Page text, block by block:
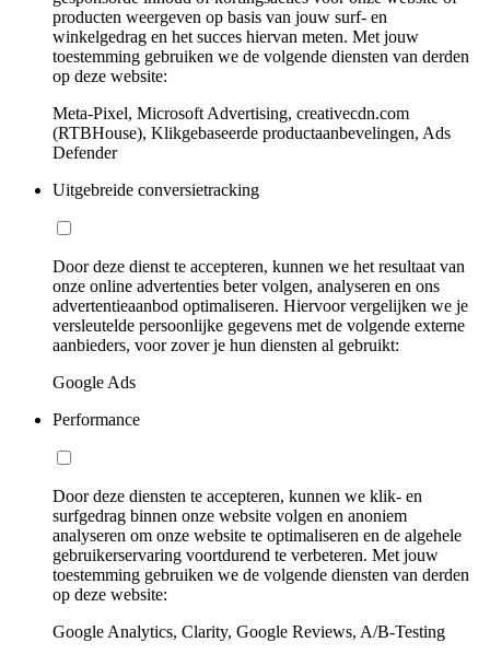
producten weergeven op basis van jouw surf- en
winkelgedrag en het succes hiervan meten. Met jouw
toestemming gebruiken we de volgende diensten van derden
op deze website:
Meta-Pixel, Microsoft Advertising, creativecdn.com
(RTBHouse), Klikgebaseerde productaanbevelingen, Ads
Defender
Uitgebreide conversietracking
Door deze dienst te accepteren, kunnen we het resultaat van
onze online advertenties beter volgen, analyseren en ons
advertentieaanbod optimaliseren. Hiervoor vergelijken we je
versleutelde persoonlijke gegevens met de volgende externe
aanbieders, voor zover je hun diensten al gebruikt:
Google Ads
Performance
Door deze diensten te accepteren, kunnen we klik- en
surfgedrag binnen onze website volgen en anoniem
analyseren om onze website te optimaliseren en de algehele
gebruikerservaring voortdurend te verbeteren. Met jouw
toestemming gebruiken we de volgende diensten van derden
op deze website:
Google Analytics, Clarity, Google Reviews, A/B-Testing